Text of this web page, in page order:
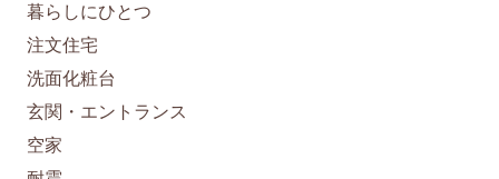
暮らしにひとつ
注文住宅
洗面化粧台
玄関・エントランス
空家